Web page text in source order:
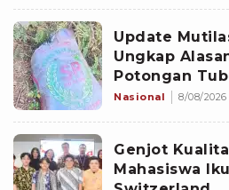
Update
Ungkap
Potongan
Juga
Nasional 8/08/
Genjot
Mahasiswa